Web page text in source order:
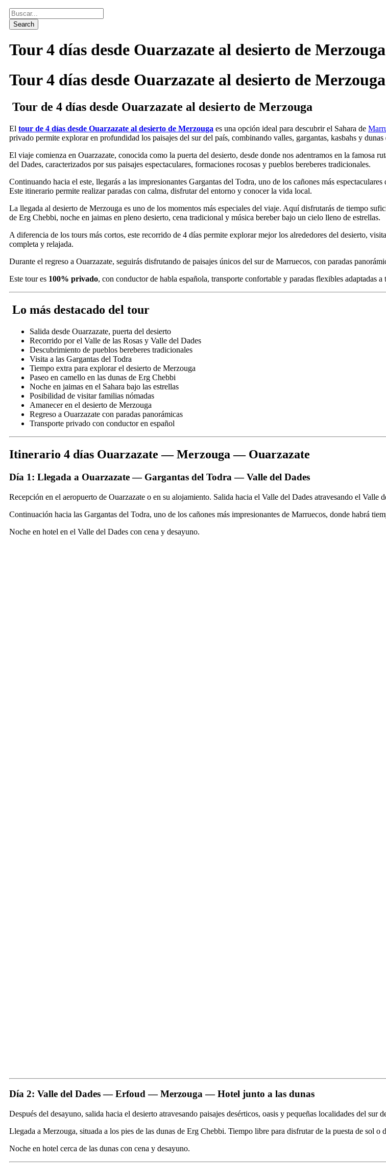
Tour 4 días desde Ouarzazate al desierto de Merzouga
Tour 4 días desde Ouarzazate al desierto de Merzouga
Tour de 4 días desde Ouarzazate al desierto de Merzouga
El tour de 4 días desde Ouarzazate al desierto de Merzouga es una opción ideal para descubrir el Sahara de
privado permite explorar en profundidad los paisajes del sur del país, combinando valles, gargantas, kasbahs y
El viaje comienza en Ouarzazate, conocida como la puerta del desierto, desde donde nos adentramos en la famosa
del Dades, caracterizados por sus paisajes espectaculares, formaciones rocosas y pueblos bereberes tradicionales.
Continuando hacia el este, llegarás a las impresionantes Gargantas del Todra, uno de los cañones más
Este itinerario permite realizar paradas con calma, disfrutar del entorno y conocer la vida local.
La llegada al desierto de Merzouga es uno de los momentos más especiales del viaje. Aquí disfrutarás de tiempo
de Erg Chebbi, noche en jaimas en pleno desierto, cena tradicional y música bereber bajo un cielo lleno de estrellas.
A diferencia de los tours más cortos, este recorrido de 4 días permite explorar mejor los alrededores del desierto,
completa y relajada.
Durante el regreso a Ouarzazate, seguirás disfrutando de paisajes únicos del sur de Marruecos, con paradas
Este tour es 100% privado, con conductor de habla española, transporte confortable y paradas flexibles adaptadas
Lo más destacado del tour
Salida desde Ouarzazate, puerta del desierto
Recorrido por el Valle de las Rosas y Valle del Dades
Descubrimiento de pueblos bereberes tradicionales
Visita a las Gargantas del Todra
Tiempo extra para explorar el desierto de Merzouga
Paseo en camello en las dunas de Erg Chebbi
Noche en jaimas en el Sahara bajo las estrellas
Posibilidad de visitar familias nómadas
Amanecer en el desierto de Merzouga
Regreso a Ouarzazate con paradas panorámicas
Transporte privado con conductor en español
Itinerario 4 días Ouarzazate — Merzouga — Ouarzazate
Día 1: Llegada a Ouarzazate — Gargantas del Todra — Valle del Dades
Recepción en el aeropuerto de Ouarzazate o en su alojamiento. Salida hacia el Valle del Dades atravesando el Valle
Continuación hacia las Gargantas del Todra, uno de los cañones más impresionantes de Marruecos, donde habrá
Noche en hotel en el Valle del Dades con cena y desayuno.
Día 2: Valle del Dades — Erfoud — Merzouga — Hotel junto a las dunas
Después del desayuno, salida hacia el desierto atravesando paisajes desérticos, oasis y pequeñas localidades del sur
Llegada a Merzouga, situada a los pies de las dunas de Erg Chebbi. Tiempo libre para disfrutar de la puesta de sol o
Noche en hotel cerca de las dunas con cena y desayuno.